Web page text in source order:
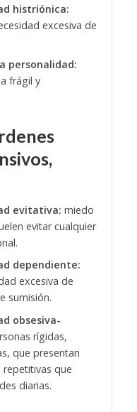
histriónica:
excesiva de
personalidad:
frágil y
evitativa: miedo
evitar cualquier
dependiente:
excesiva de
sumisión.
obsesiva-
rígidas,
que presentan
que
diarias.